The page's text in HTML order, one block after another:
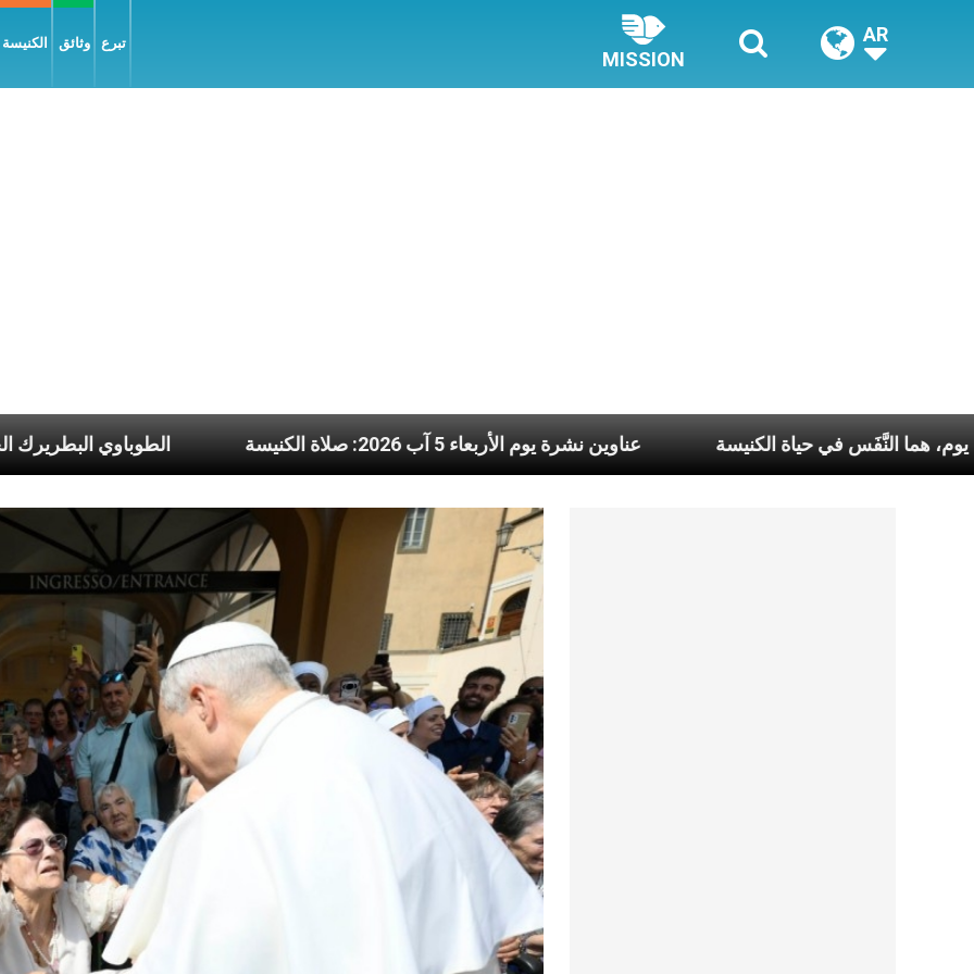
وثائق تبرع
MISSION
AR
عناوين نشرة يوم الأربعاء 5 آب 2026: صلاة الكنيسة كلّ أسبوع وكلّ يوم، هما النَّفَس في حياة الكنيسة